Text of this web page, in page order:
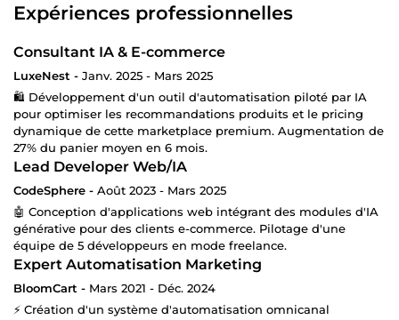
Expériences professionnelles
Consultant IA & E-commerce
LuxeNest - Janv. 2025 - Mars 2025
🛍️ Développement d'un outil d'automatisation piloté par IA
pour optimiser les recommandations produits et le pricing
dynamique de cette marketplace premium. Augmentation de
27% du panier moyen en 6 mois.
Lead Developer Web/IA
CodeSphere - Août 2023 - Mars 2025
🤖 Conception d'applications web intégrant des modules d'IA
générative pour des clients e-commerce. Pilotage d'une
équipe de 5 développeurs en mode freelance.
Expert Automatisation Marketing
BloomCart - Mars 2021 - Déc. 2024
⚡ Création d'un système d'automatisation omnicanal